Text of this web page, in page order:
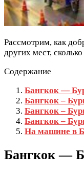
Рассмотрим, как
других мест,
Содержание
Бангкок —
Бангкок –
Бангкок –
Бангкок –
На машине в
Бангкок —